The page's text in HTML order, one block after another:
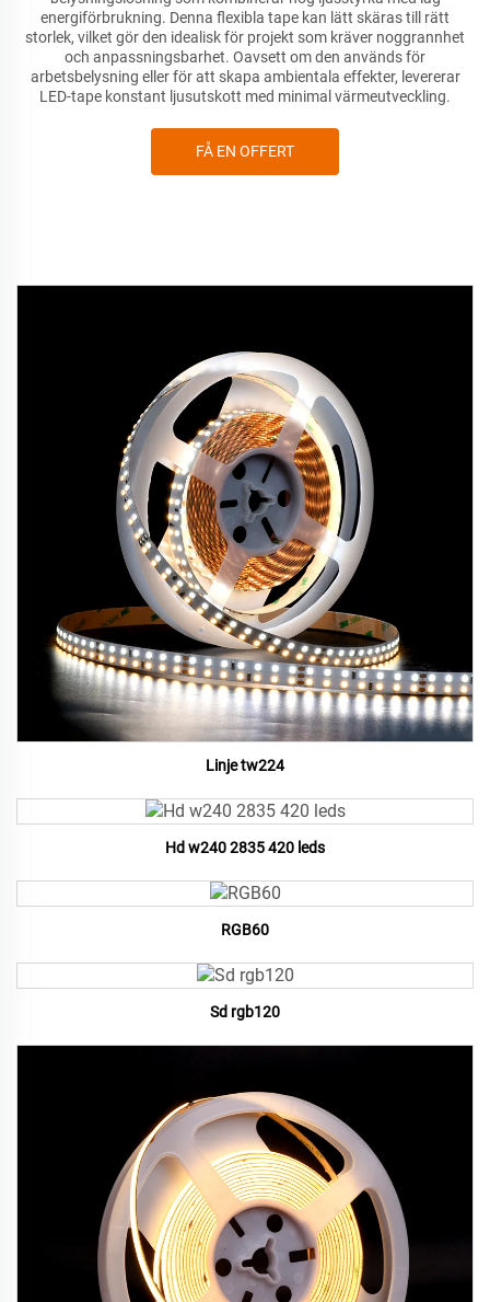
energiförbrukning. Denna flexibla tape kan lätt skäras till rätt
storlek, vilket gör den idealisk för projekt som kräver noggrannhet
och anpassningsbarhet. Oavsett om den används för
arbetsbelysning eller för att skapa ambientala effekter, levererar
LED-tape konstant ljusutskott med minimal värmeutveckling.
FÅ EN OFFERT
Linje tw224
Hd w240 2835 420 leds
RGB60
Sd rgb120